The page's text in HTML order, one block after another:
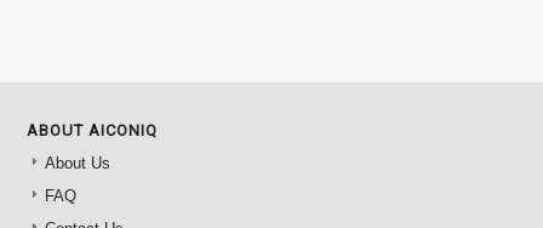
ABOUT AICONIQ
About Us
FAQ